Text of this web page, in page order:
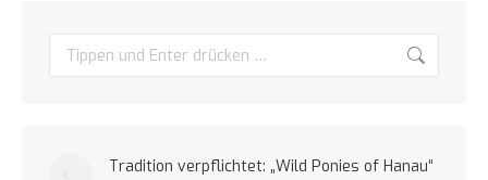
Search:
Tradition verpflichtet: „Wild Ponies of Hanau“